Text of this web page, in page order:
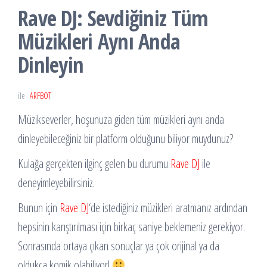
Rave DJ: Sevdiğiniz Tüm
Müzikleri Aynı Anda
Dinleyin
ile ARFBOT
Müzikseverler, hoşunuza giden tüm müzikleri aynı anda
dinleyebileceğiniz bir platform olduğunu biliyor muydunuz?
Kulağa gerçekten ilginç gelen bu durumu Rave DJ ile
deneyimleyebilirsiniz.
Bunun için Rave DJ‘de istediğiniz müzikleri aratmanız ardından
hepsinin karıştırılması için birkaç saniye beklemeniz gerekiyor.
Sonrasında ortaya çıkan sonuçlar ya çok orijinal ya da